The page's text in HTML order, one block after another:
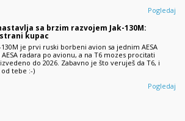
Pogledaj
sa brzim razvojem Jak-130M:
kupac
130M je prvi ruski borbeni avion sa jednim AESA
radara po avionu, a na T6 mozes procitati
do 2026. Zabavno je što veruješ da T6, i
tebe :-)
Pogledaj